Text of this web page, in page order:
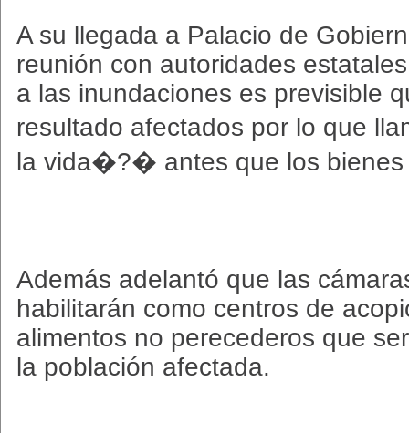
A su llegada a Palacio de
reunión con autoridades
a las inundaciones es previsible
resultado afectados por lo que
la vida�?� antes que los bienes
Además adelantó que las
habilitarán como centros de
alimentos no perecederos que
la población afectada.